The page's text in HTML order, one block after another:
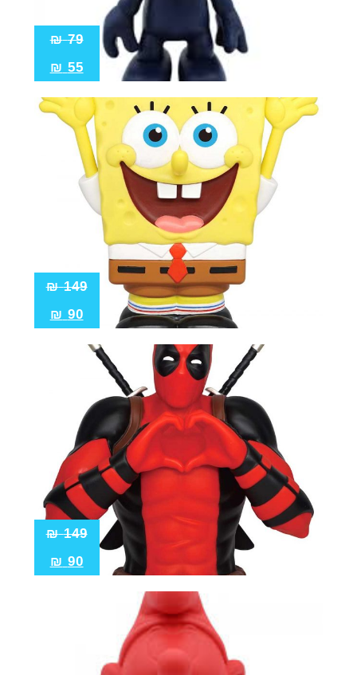
79
₪
55
₪
149
₪
90
₪
149
₪
90
₪